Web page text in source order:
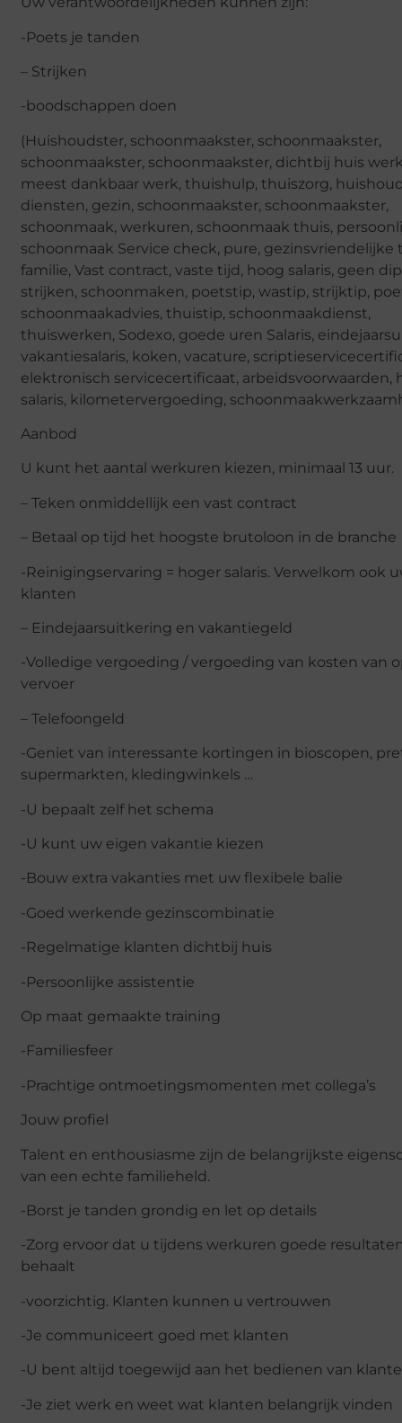
-Poets je tanden
– Strijken
-boodschappen doen
(Huishoudster, schoonmaakster, schoonmaakster,
schoonmaakster, schoonmaakster, dichtbij huis
meest dankbaar werk, thuishulp, thuiszorg,
diensten, gezin, schoonmaakster, schoonmaakster,
schoonmaak, werkuren, schoonmaak thuis,
schoonmaak Service check, pure, gezinsvriendelijke
familie, Vast contract, vaste tijd, hoog salaris, geen
strijken, schoonmaken, poetstip, wastip, strijktip,
schoonmaakadvies, thuistip, schoonmaakdienst,
thuiswerken, Sodexo, goede uren Salaris,
vakantiesalaris, koken, vacature,
elektronisch servicecertificaat, arbeidsvoorwaarden,
salaris, kilometervergoeding,
Aanbod
U kunt het aantal werkuren kiezen, minimaal 13 uur.
– Teken onmiddellijk een vast contract
– Betaal op tijd het hoogste brutoloon in de branche
-Reinigingservaring = hoger salaris. Verwelkom ook
klanten
– Eindejaarsuitkering en vakantiegeld
-Volledige vergoeding / vergoeding van kosten van
vervoer
– Telefoongeld
-Geniet van interessante kortingen in bioscopen,
supermarkten, kledingwinkels …
-U bepaalt zelf het schema
-U kunt uw eigen vakantie kiezen
-Bouw extra vakanties met uw flexibele balie
-Goed werkende gezinscombinatie
-Regelmatige klanten dichtbij huis
-Persoonlijke assistentie
Op maat gemaakte training
-Familiesfeer
-Prachtige ontmoetingsmomenten met collega’s
Jouw profiel
Talent en enthousiasme zijn de belangrijkste
van een echte familieheld.
-Borst je tanden grondig en let op details
-Zorg ervoor dat u tijdens werkuren goede
behaalt
-voorzichtig. Klanten kunnen u vertrouwen
-Je communiceert goed met klanten
-U bent altijd toegewijd aan het bedienen van
-Je ziet werk en weet wat klanten belangrijk vinden